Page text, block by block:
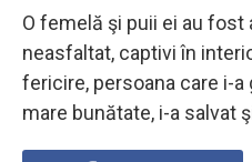
O femelă şi puii ei au fost
neasfaltat, captivi în
fericire, persoana care i-
mare bunătate, i-a salvat